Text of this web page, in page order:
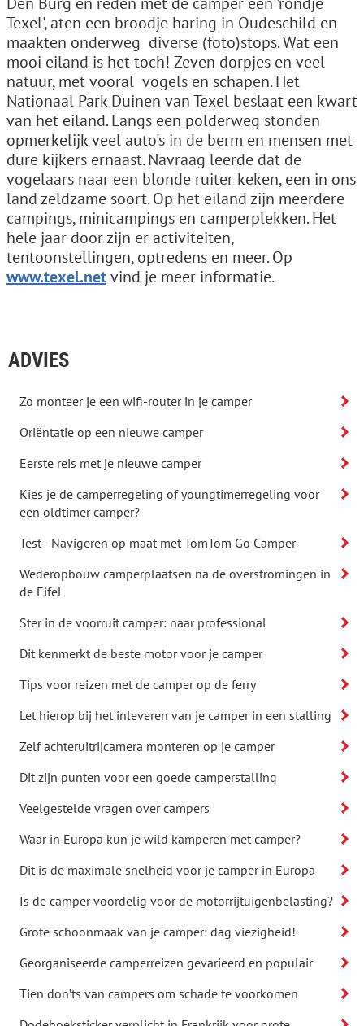
Texel', aten een broodje haring in Oudeschild en
maakten onderweg diverse (foto)stops. Wat een
mooi eiland is het toch! Zeven dorpjes en veel
natuur, met vooral vogels en schapen. Het
Nationaal Park Duinen van Texel beslaat een kwart
van het eiland. Langs een polderweg stonden
opmerkelijk veel auto's in de berm en mensen met
dure kijkers ernaast. Navraag leerde dat de
vogelaars naar een blonde ruiter keken, een in ons
land zeldzame soort. Op het eiland zijn meerdere
campings, minicampings en camperplekken. Het
hele jaar door zijn er activiteiten,
tentoonstellingen, optredens en meer. Op
www.texel.netvind je meer informatie.
ADVIES
Zo monteer je een wifi-router in je camper
Oriëntatie op een nieuwe camper
Eerste reis met je nieuwe camper
Kies je de camperregeling of youngtimerregeling voor
een oldtimer camper?
Test - Navigeren op maat met TomTom Go Camper
Wederopbouw camperplaatsen na de overstromingen in
de Eifel
Ster in de voorruit camper: naar professional
Dit kenmerkt de beste motor voor je camper
Tips voor reizen met de camper op de ferry
Let hierop bij het inleveren van je camper in een stalling
Zelf achteruitrijcamera monteren op je camper
Dit zijn punten voor een goede camperstalling
Veelgestelde vragen over campers
Waar in Europa kun je wild kamperen met camper?
Dit is de maximale snelheid voor je camper in Europa
Is de camper voordelig voor de motorrijtuigenbelasting?
Grote schoonmaak van je camper: dag viezigheid!
Georganiseerde camperreizen gevarieerd en populair
Tien don’ts van campers om schade te voorkomen